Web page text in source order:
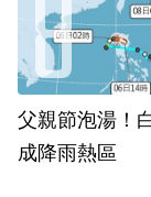
父親節泡湯！
成降雨熱區